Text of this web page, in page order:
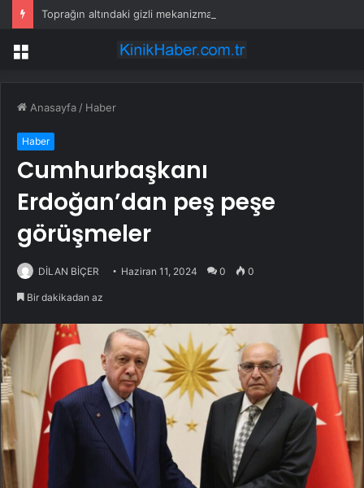
Menü
Anasayfa / Haber
Haber
Cumhurbaşkanı
Erdoğan’dan peş peşe
görüşmeler
DİLAN BİÇER Haziran 11, 2024 0 0
Bir dakikadan az